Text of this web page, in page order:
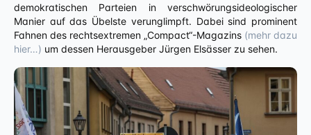
demokratischen Parteien in verschwörungsideologischer
Manier auf das Übelste verunglimpft. Dabei sind prominent
Fahnen des rechtsextremen „Compact“-Magazins (mehr dazu
hier…) um dessen Herausgeber Jürgen Elsässer zu sehen.